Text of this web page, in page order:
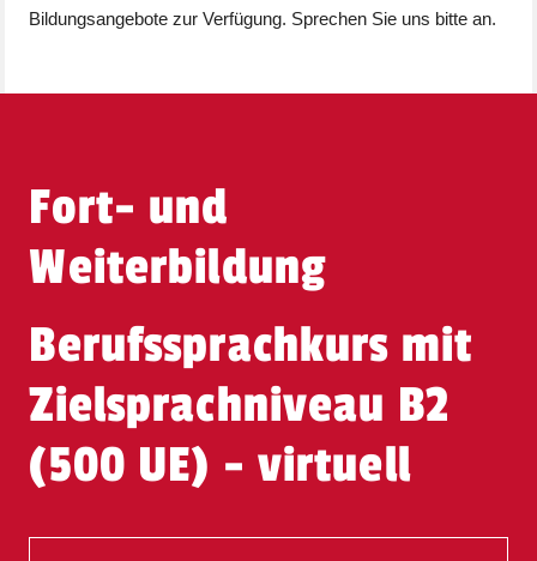
Bildungsangebote zur Verfügung. Sprechen Sie uns bitte an.
Fort- und
Weiterbildung
Berufssprachkurs mit
Zielsprachniveau B2
(500 UE) - virtuell